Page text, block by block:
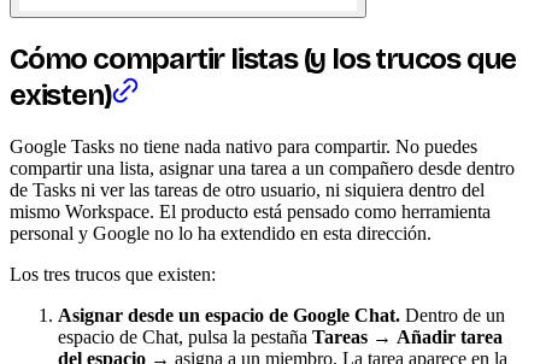
Cómo compartir listas (y los trucos que
existen)
Google Tasks no tiene nada nativo para compartir. No puedes
compartir una lista, asignar una tarea a un compañero desde dentro
de Tasks ni ver las tareas de otro usuario, ni siquiera dentro del
mismo Workspace. El producto está pensado como herramienta
personal y Google no lo ha extendido en esta dirección.
Los tres trucos que existen:
Asignar desde un espacio de Google Chat. Dentro de un
espacio de Chat, pulsa la pestaña Tareas → Añadir tarea
del espacio → asigna a un miembro. La tarea aparece en la